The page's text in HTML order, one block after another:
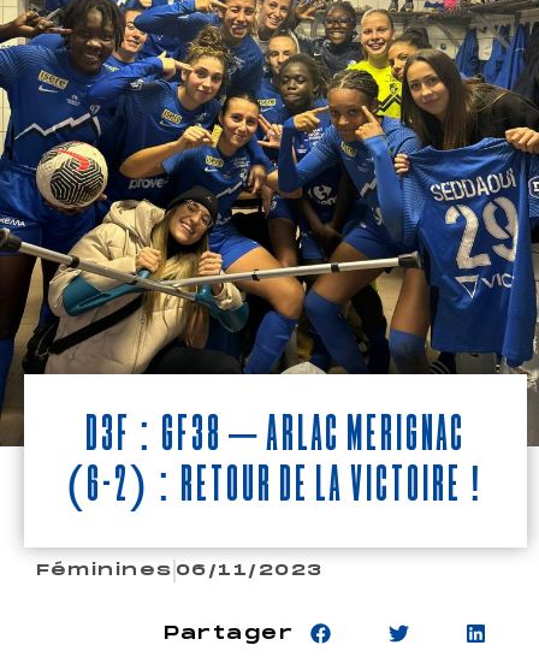
D3F : GF38 – Arlac Merignac
(6-2) : Retour de la victoire !
Féminines 06/11/2023
Partager